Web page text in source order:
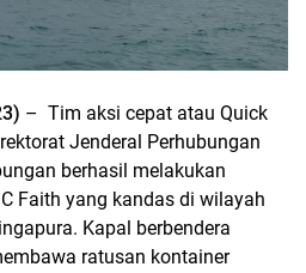
– Tim aksi cepat atau Quick
Jenderal Perhubungan
berhasil melakukan
Faith yang kandas di wilayah
Kapal berbendera
ratusan kontainer